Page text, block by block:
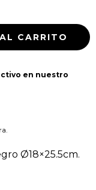
en nuestro
Ø18×25.5cm.